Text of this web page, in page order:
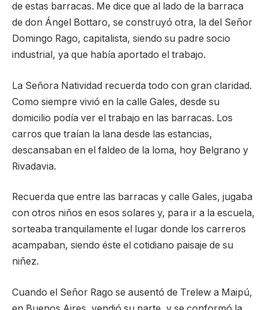
de estas barracas. Me dice que al lado de la barraca
de don Ángel Bottaro, se construyó otra, la del Señor
Domingo Rago, capitalista, siendo su padre socio
industrial, ya que había aportado el trabajo.
La Señora Natividad recuerda todo con gran claridad.
Como siempre vivió en la calle Gales, desde su
domicilio podía ver el trabajo en las barracas. Los
carros que traían la lana desde las estancias,
descansaban en el faldeo de la loma, hoy Belgrano y
Rivadavia.
Recuerda que entre las barracas y calle Gales, jugaba
con otros niños en esos solares y, para ir a la escuela,
sorteaba tranquilamente el lugar donde los carreros
acampaban, siendo éste el cotidiano paisaje de su
niñez.
Cuando el Señor Rago se ausentó de Trelew a Maipú,